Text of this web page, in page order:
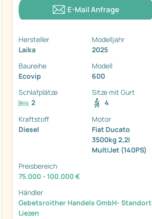
E-Mail Anfrage
Hersteller
Laika
Modelljahr
2025
Baureihe
Ecovip
Modell
600
Schlafplätze
2
Sitze mit Gurt
4
Kraftstoff
Diesel
Motor
Fiat Ducato
3500kg 2,2l
MultiJet (140PS)
Preisbereich
75.000 - 100.000 €
Händler
Gebetsroither Handels GmbH- Standort
Liezen